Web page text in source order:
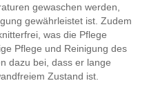
gewaschen werden,
gewährleistet ist. Zudem
was die Pflege
Pflege und Reinigung des
dazu bei, dass er lange
Zustand ist.